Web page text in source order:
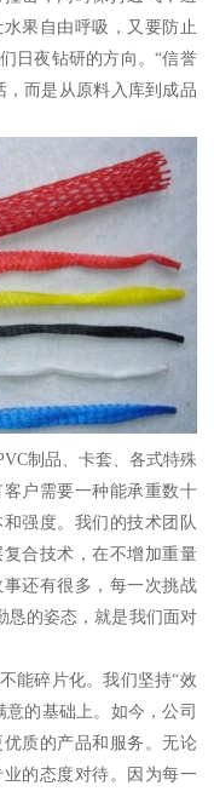
果自由呼吸，又要防止
日夜钻研的方向。“信誉
而是从原料入库到成品
制品、卡套、各式特殊
户需要一种能承重数十
强度。我们的技术团队
合技术，在不增加重量
还有很多，每一次挑战
恳的姿态，就是我们面对
能碎片化。我们坚持“效
的基础上。如今，公司
质的产品和服务。无论
的态度对待。因为每一